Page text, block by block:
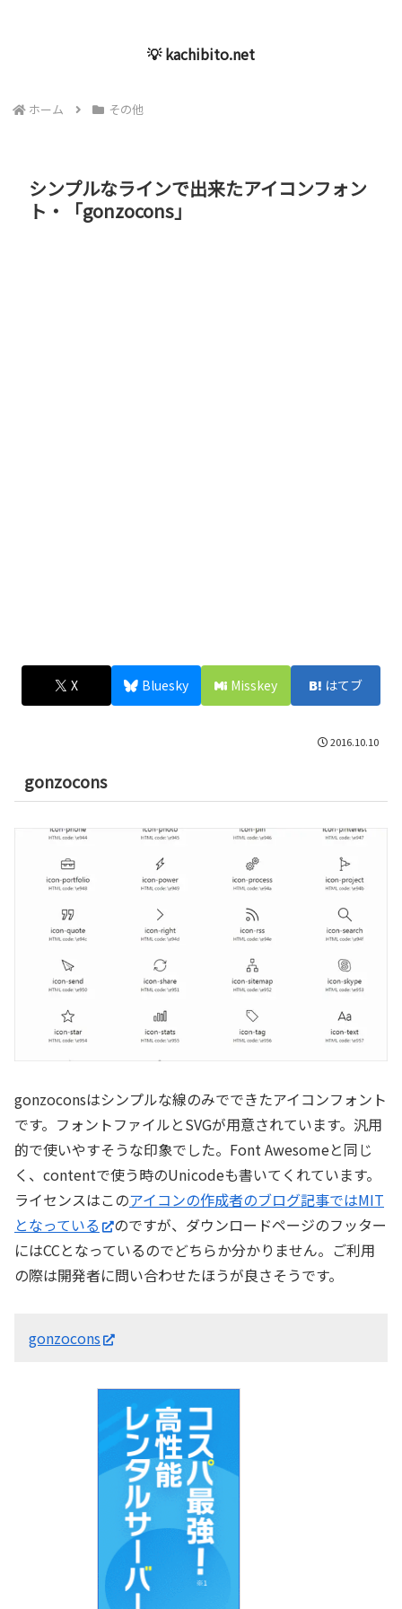
💡 kachibito.net
ホーム その他
シンプルなラインで出来たアイコンフォン
ト・「gonzocons」
X Bluesky Misskey はてブ
2016.10.10
gonzocons
gonzoconsはシンプルな線のみでできたアイコンフォント
です。フォントファイルとSVGが用意されています。汎用
的で使いやすそうな印象でした。Font Awesomeと同じ
く、contentで使う時のUnicodeも書いてくれています。
ライセンスはこのアイコンの作成者のブログ記事ではMIT
となっている
のですが、ダウンロードページのフッター
にはCCとなっているのでどちらか分かりません。ご利用
の際は開発者に問い合わせたほうが良さそうです。
gonzocons